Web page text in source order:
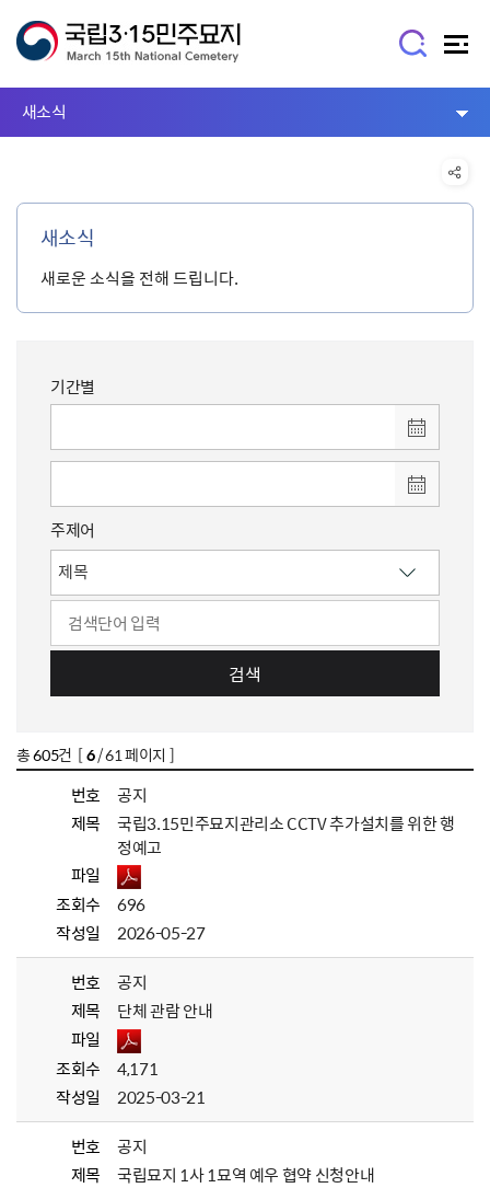
새소식
새소식
새로운 소식을 전해 드립니다.
기간별
주제어
검색
총605건 [6/ 61 페이지 ]
번호
공지
제목
국립3.15민주묘지관리소 CCTV 추가설치를 위한 행
정예고
파일
조회수
696
작성일
2026-05-27
번호
공지
제목
단체 관람 안내
파일
조회수
4,171
작성일
2025-03-21
번호
공지
제목
국립묘지 1사 1묘역 예우 협약 신청안내